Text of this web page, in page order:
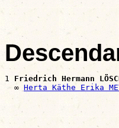
1 Friedrich Hermann
  ∞
Herta Käthe Erika